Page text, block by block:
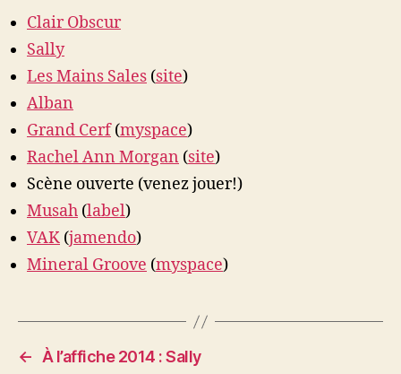
Clair Obscur
Sally
Les Mains Sales (site)
Alban
Grand Cerf(myspace)
Rachel Ann Morgan (site)
Scène ouverte (venez jouer!)
Musah (label)
VAK (jamendo)
Mineral Groove (myspace)
←
À l’affiche 2014 : Sally